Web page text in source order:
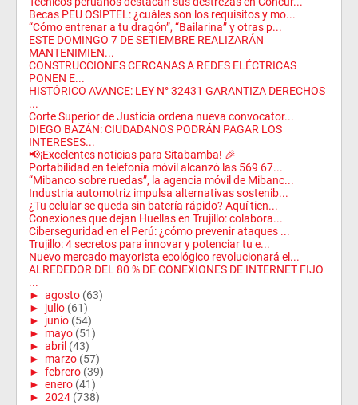
Becas PEU OSIPTEL: ¿cuáles son los requisitos y mo...
“Cómo entrenar a tu dragón”, “Bailarina” y otras p...
ESTE DOMINGO 7 DE SETIEMBRE REALIZARÁN
MANTENIMIEN...
CONSTRUCCIONES CERCANAS A REDES ELÉCTRICAS
PONEN E...
HISTÓRICO AVANCE: LEY N° 32431 GARANTIZA DERECHOS
...
Corte Superior de Justicia ordena nueva convocator...
DIEGO BAZÁN: CIUDADANOS PODRÁN PAGAR LOS
INTERESES...
📢¡Excelentes noticias para Sitabamba! 🎉
Portabilidad en telefonía móvil alcanzó las 569 67...
“Mibanco sobre ruedas”, la agencia móvil de Mibanc...
Industria automotriz impulsa alternativas sostenib...
¿Tu celular se queda sin batería rápido? Aquí tien...
Conexiones que dejan Huellas en Trujillo: colabora...
Ciberseguridad en el Perú: ¿cómo prevenir ataques ...
Trujillo: 4 secretos para innovar y potenciar tu e...
Nuevo mercado mayorista ecológico revolucionará el...
ALREDEDOR DEL 80 % DE CONEXIONES DE INTERNET FIJO
...
► agosto (63)
► julio (61)
► junio (54)
► mayo (51)
► abril (43)
► marzo (57)
► febrero (39)
► enero (41)
► 2024 (738)